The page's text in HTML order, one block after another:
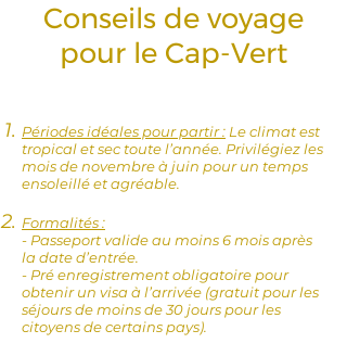
Conseils de voyage
pour le Cap-Vert
Périodes idéales pour partir : Le climat est
tropical et sec toute l’année. Privilégiez les
mois de novembre à juin pour un temps
ensoleillé et agréable.
Formalités :
- Passeport valide au moins 6 mois après
la date d’entrée.
- Pré enregistrement obligatoire pour
obtenir un visa à l’arrivée (gratuit pour les
séjours de moins de 30 jours pour les
citoyens de certains pays).